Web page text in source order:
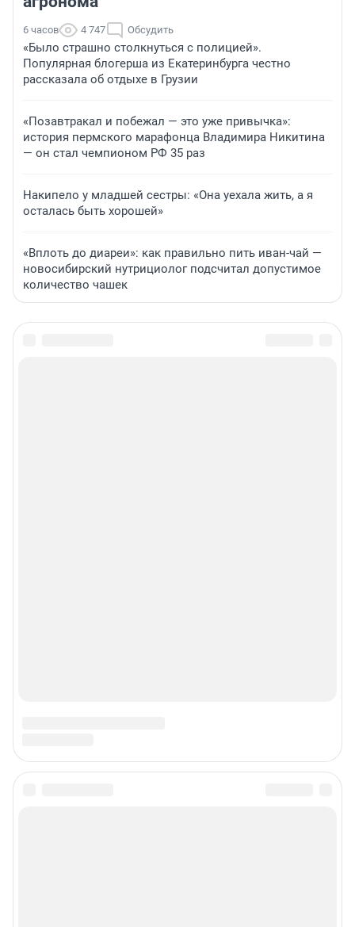
6 часов 4 747 Обсудить
«Было страшно столкнуться с полицией».
Популярная блогерша из Екатеринбурга честно
рассказала об отдыхе в Грузии
«Позавтракал и побежал — это уже привычка»:
история пермского марафонца Владимира Никитина
— он стал чемпионом РФ 35 раз
Накипело у младшей сестры: «Она уехала жить, а я
осталась быть хорошей»
«Вплоть до диареи»: как правильно пить иван-чай —
новосибирский нутрициолог подсчитал допустимое
количество чашек